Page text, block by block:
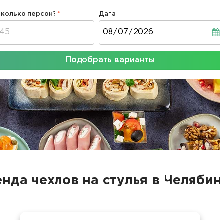
персон? Дата
Подобрать варианты
чехлов на стулья в